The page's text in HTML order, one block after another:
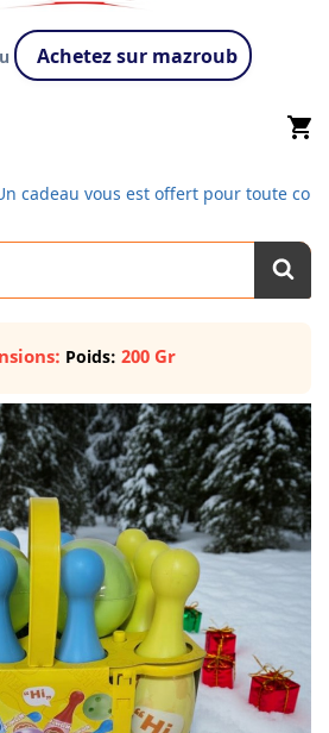
Achetez sur mazroub
shopping_cart
Un cadeau vous est offert pour toute
Poids: 200 Gr